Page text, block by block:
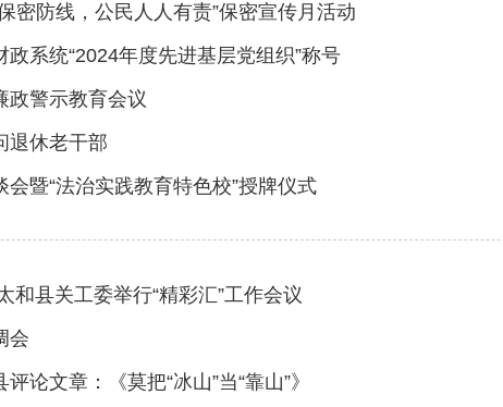
密防线，公民人人有责”保密宣传月活动
系统“2024年度先进基层党组织”称号
政警示教育会议
退休老干部
暨“法治实践教育特色校”授牌仪式
县关工委举行“精彩汇”工作会议
会
论文章：《莫把“冰山”当“靠山”》